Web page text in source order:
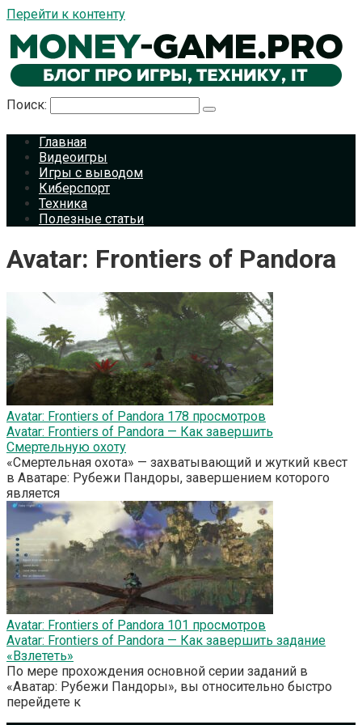
Перейти к контенту
Поиск:
Главная
Видеоигры
Игры с выводом
Киберспорт
Техника
Полезные статьи
Avatar: Frontiers of Pandora
Avatar: Frontiers of Pandora 178 просмотров
Avatar: Frontiers of Pandora — Как завершить
Смертельную охоту
«Смертельная охота» — захватывающий и жуткий квест
в Аватаре: Рубежи Пандоры, завершением которого
является
Avatar: Frontiers of Pandora 101 просмотров
Avatar: Frontiers of Pandora — Как завершить задание
«Взлететь»
По мере прохождения основной серии заданий в
«Аватар: Рубежи Пандоры», вы относительно быстро
перейдете к